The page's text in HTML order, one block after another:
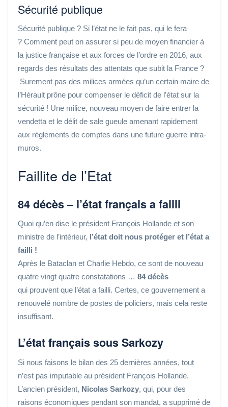
Sécurité publique
Sécurité publique ? Si l’état ne le fait pas, qui le fera
? Comment peut on assurer si peu de moyen financier à
la justice française et aux forces de l’ordre en 2016, aux
regards des résultats des attentats que subit la France ?
Surement pas des milices armées qu’un certain maire de
l’Hérault prône pour compenser le déficit de l’état sur la
sécurité ! Une milice, nouveau moyen de faire entrer la
vendetta et le délit de sale gueule amenant rapidement
aux règlements de comptes dans une future guerre intra-
muros.
Faillite de l’Etat
84 décès – l’état français a failli
Quoi qu’en dise le président François Hollande et son
ministre de l’intérieur, l’état doit nous protéger et l’état a
failli !
Après le Bataclan et Charlie Hebdo, ce sont de nouveau
quatre vingt quatre constatations … 84 décès
qui prouvent que l’état a failli. Certes, ce gouvernement a
renouvelé nombre de postes de policiers, mais cela reste
insuffisant.
L’état français sous Sarkozy
Si nous faisons le bilan des 25 dernières années, tout
n’est pas imputable au président François Hollande.
L’ancien président, Nicolas Sarkozy, qui, pour des
raisons économiques pendant son mandat, a supprimé de